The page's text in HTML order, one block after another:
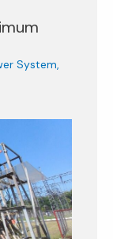
System,